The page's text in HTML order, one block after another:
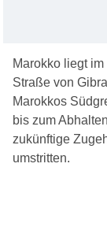
Marokko liegt
Straße von
Marokkos
bis zum
zukünftige
umstritten.